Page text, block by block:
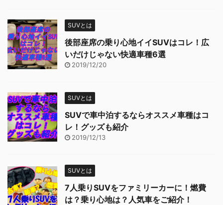
SUVとは
後部座席の乗り心地イイSUVはコレ！広
いだけじゃない快適車種6選
2019/12/20
SUVとは
SUVで車中泊するならオススメ車種はコ
レ！グッズも紹介
2019/12/13
SUVとは
7人乗りSUVをファミリーカーに！燃費
は？乗り心地は？人気車をご紹介！